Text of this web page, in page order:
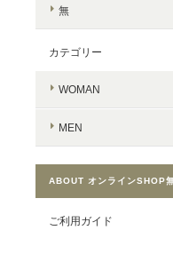
無
カテゴリー
WOMAN
MEN
ABOUT オンラインSHOP
ご利用ガイド